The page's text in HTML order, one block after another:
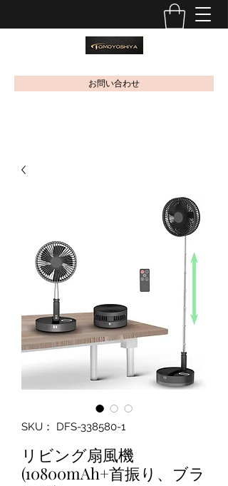
お問い合わせ
SKU： DFS-338580-1
リビング扇風機
(10800mAh+首振り、ブラ